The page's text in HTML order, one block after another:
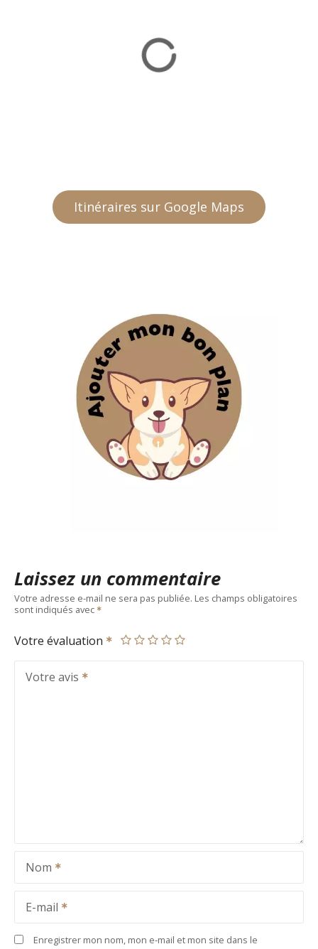
Itinéraires sur Google Maps
Laissez un commentaire
Votre adresse e-mail ne sera pas publiée. Les champs obligatoires
sont indiqués avec
Votre évaluation
Votre avis
Nom
E-mail
Enregistrer mon nom, mon e-mail et mon site dans le